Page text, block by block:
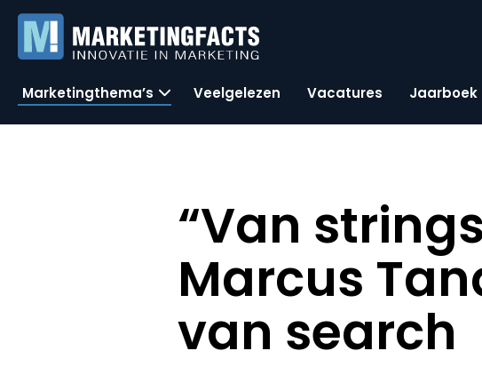
Marketingthema’s Veelgelezen Vacatures Jaarboek
“Van
Marcus
van search